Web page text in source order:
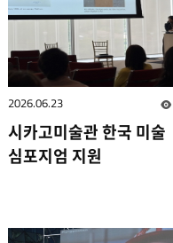
2026.06.23
시카고미술관 한국 미술
심포지엄 지원